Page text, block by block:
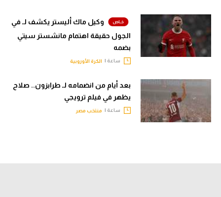
وكيل ماك أليستر يكشف لـ في
الجول حقيقة اهتمام مانشستر سيتي
بضمه
ساعة | الكرة الأوروبية
بعد أيام من انضمامه لـ طرابزون.. صلاح
يظهر في فيلم ترويجي
ساعة | منتخب مصر